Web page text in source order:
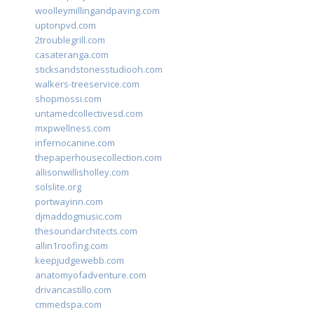
woolleymillingandpaving.com
uptonpvd.com
2troublegrill.com
casateranga.com
sticksandstonesstudiooh.com
walkers-treeservice.com
shopmossi.com
untamedcollectivesd.com
mxpwellness.com
infernocanine.com
thepaperhousecollection.com
allisonwillisholley.com
solslite.org
portwayinn.com
djmaddogmusic.com
thesoundarchitects.com
allin1roofing.com
keepjudgewebb.com
anatomyofadventure.com
drivancastillo.com
cmmedspa.com